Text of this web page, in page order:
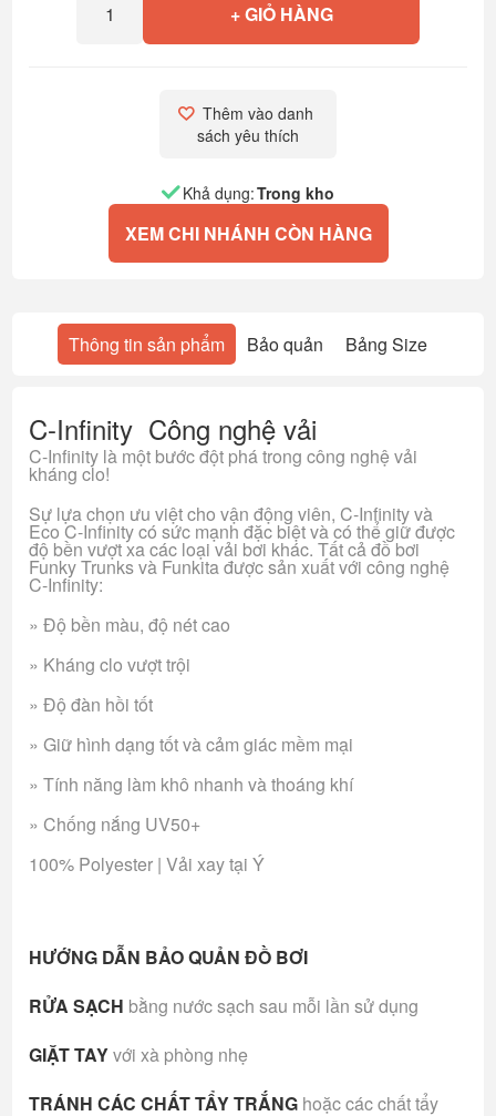
+ GIỎ HÀNG
Thêm vào danh
sách yêu thích
Khả dụng:Trong kho
XEM CHI NHÁNH CÒN HÀNG
Thông tin sản phẩm Bảo quản Bảng Size
C-Infinity Công nghệ vải
C-Infinity là một bước đột phá trong công nghệ vải
kháng clo!
Sự lựa chọn ưu việt cho vận động viên, C-Infinity và
Eco C-Infinity có sức mạnh đặc biệt và có thể giữ được
độ bền vượt xa các loại vải bơi khác. Tất cả đồ bơi
Funky Trunks và Funkita được sản xuất với công nghệ
C-Infinity:
» Độ bền màu, độ nét cao
» Kháng clo vượt trội
» Độ đàn hồi tốt
» Giữ hình dạng tốt và cảm giác mềm mại
» Tính năng làm khô nhanh và thoáng khí
» Chống nắng UV50+
100% Polyester | Vải xay tại Ý
HƯỚNG DẪN BẢO QUẢN ĐỒ BƠI
RỬA SẠCH bằng nước sạch sau mỗi lần sử dụng
GIẶT TAYvới xà phòng nhẹ
TRÁNH CÁC CHẤT TẨY TRẮNG hoặc các chất tẩy